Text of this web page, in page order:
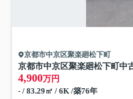
京都市中京区聚楽廻松下町
京都市中京区聚楽廻松下町中
4,900万円
- / 83.29㎡ / 6K /築76年